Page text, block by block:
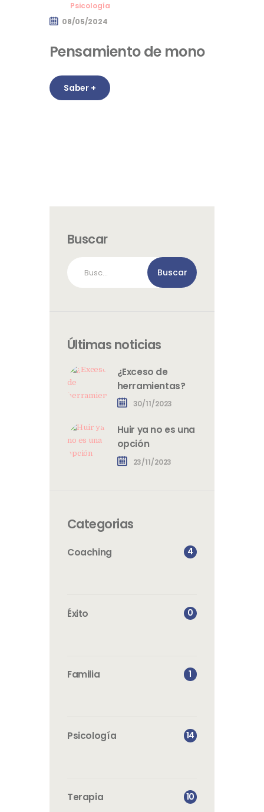
Psicología
08/05/2024
Pensamiento de mono
Saber +
Buscar
Buscar:
Últimas noticias
¿Exceso de
herramientas?
30/11/2023
Huir ya no es una
opción
23/11/2023
Categorias
Coaching 4
Éxito 0
Familia 1
Psicología 14
Terapia 10